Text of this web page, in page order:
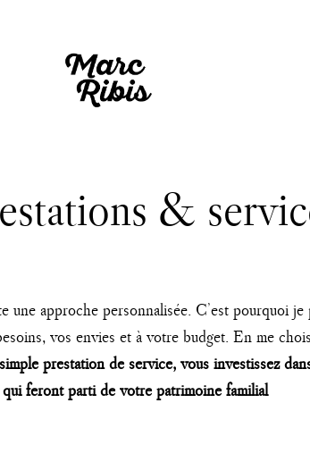
&
une approche personnalisée. C’est pourquoi je
vos envies et à votre budget. En me
prestation de service, vous investissez
qui feront parti de votre patrimoine familial